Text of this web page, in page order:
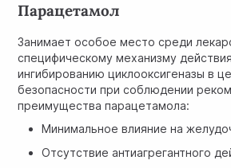
Парацетамол
Занимает особое место среди
специфическому механизму
ингибированию циклооксигеназы в
безопасности при соблюдении
преимущества парацетамола:
Минимальное влияние на
Отсутствие антиагрегантного